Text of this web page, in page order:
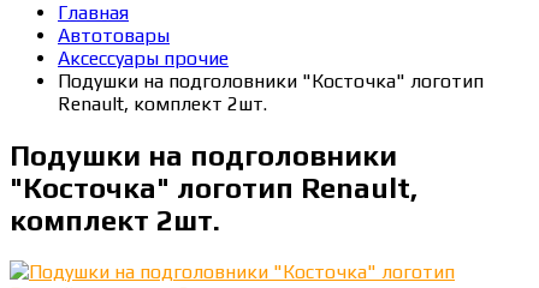
Главная
Автотовары
Аксессуары прочие
Подушки на подголовники "Косточка" логотип
Renault, комплект 2шт.
Подушки на подголовники
"Косточка" логотип Renault,
комплект 2шт.